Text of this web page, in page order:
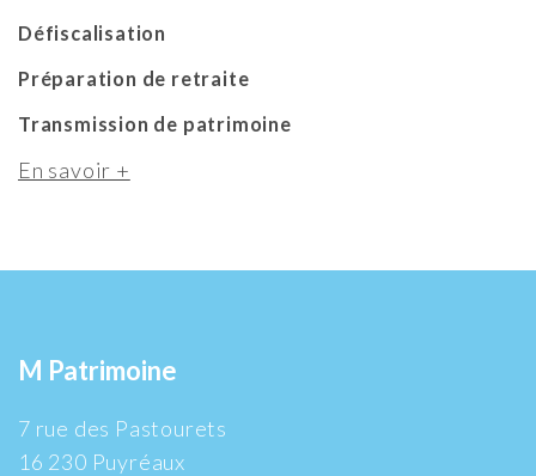
Défiscalisation
Préparation de retraite
Transmission de patrimoine
En savoir +
M Patrimoine
7 rue des Pastourets
16 230 Puyréaux